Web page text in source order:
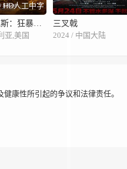
HD人工中字
疯狂的麦克斯：狂暴女神
亚,美国
三叉戟
2024 / 中国大陆
康性所引起的争议和法律责任。